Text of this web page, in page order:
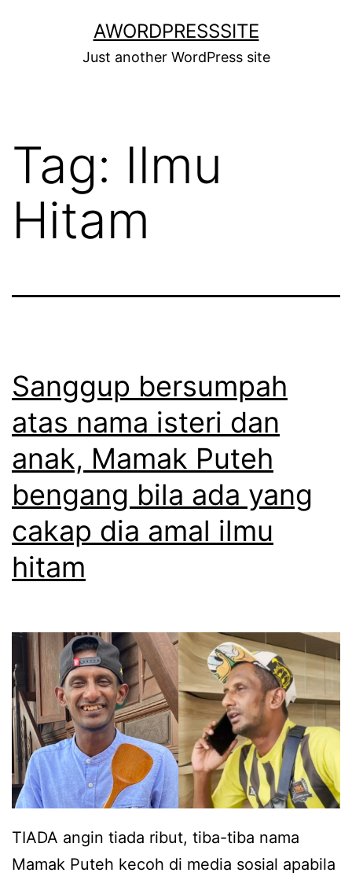
AWORDPRESSSITE
Just another WordPress site
Tag: Ilmu
Hitam
Sanggup bersumpah
atas nama isteri dan
anak, Mamak Puteh
bengang bila ada yang
cakap dia amal ilmu
hitam
TIADA angin tiada ribut, tiba-tiba nama
Mamak Puteh kecoh di media sosial apabila